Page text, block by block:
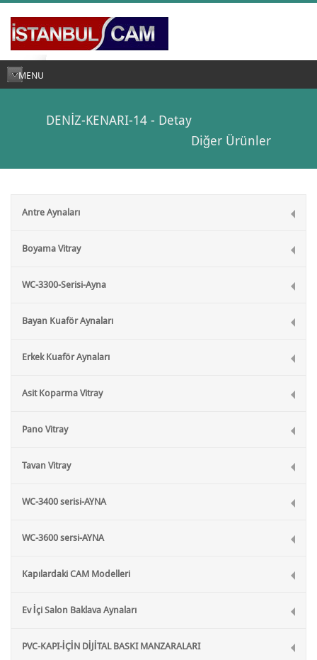
MENU
DENİZ-KENARI-14 - Detay
Diğer Ürünler
Antre Aynaları
Boyama Vitray
WC-3300-Serisi-Ayna
Bayan Kuaför Aynaları
Erkek Kuaför Aynaları
Asit Koparma Vitray
Pano Vitray
Tavan Vitray
WC-3400 serisi-AYNA
WC-3600 sersi-AYNA
Kapılardaki CAM Modelleri
Ev İçi Salon Baklava Aynaları
PVC-KAPI-İÇİN DİJİTAL BASKI MANZARALARI